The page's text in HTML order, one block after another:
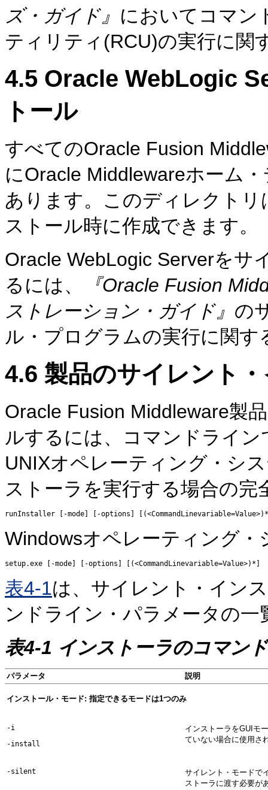
ズ・ガイド』 においてコマン
ティリティ(RCU)の実行に関
4.5 Oracle WebLogic
トール
すべてのOracle Fusion
にOracle Middlewareホーム
あります。このディレクト
ストール時に作成できます。
Oracle WebLogic Serverをサ
るには、
『Oracle Fusion
ストレーション・ガイド』 の
ル・プログラムの実行に関
4.6 製品のサイレント
Oracle Fusion Middleware製
ルするには、コマンドライン
UNIXオペレーティング・シ
ストーラを実行する場合の
Windowsオペレーティング
表4-1は、サイレント・イン
ンドライン・パラメータの一
表4-1 インストーラのコマン
パラメータ 説明
インストール・モード: 指定できるモードは1つのみ
-i
-install
インストーラをGUIモ
ていない場合に使用さ
-silent
サイレント・モードで
ストーラに渡す必要が